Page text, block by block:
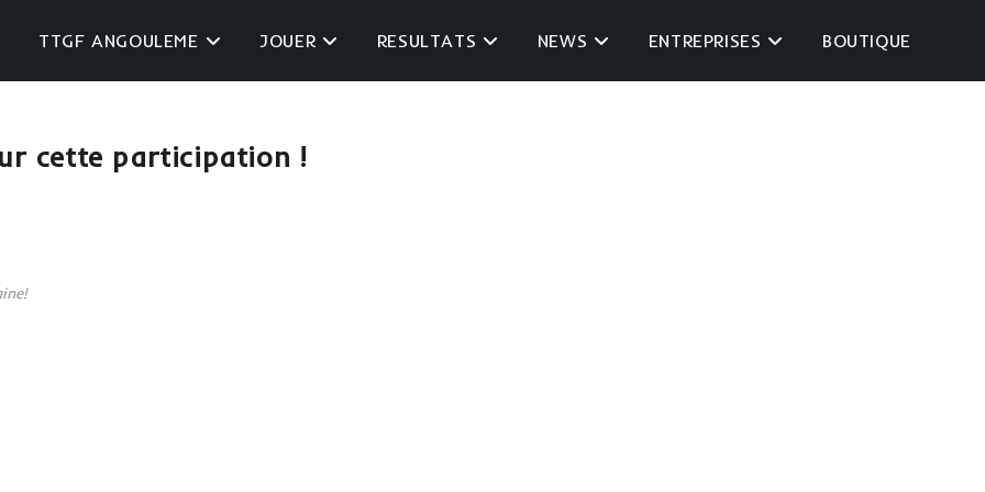
TTGF ANGOULEME JOUER RESULTATS NEWS ENTREPRISES BOUTIQUE
cette participation !